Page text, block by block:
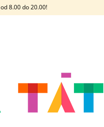
8.00 do 20.00!
HLEDAT